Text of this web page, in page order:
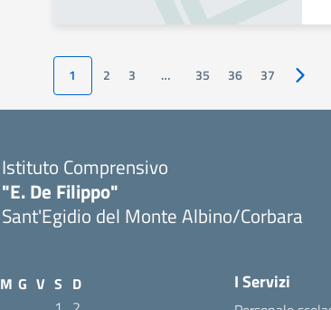
1 2 3 … 35 36 37
Istituto Comprensivo
"E. De Filippo"
Sant'Egidio del Monte Albino/Corbara
M G V S D
I Servizi